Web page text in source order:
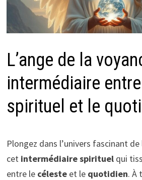
L’ange de la
intermédiaire
spirituel et le
Plongez dans l’univers fascinant de
cet intermédiaire spirituelqui
entre le célesteet le quotidien. À